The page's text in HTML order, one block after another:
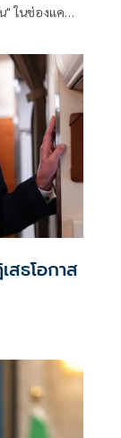
ในช่องแคบฮ
สธโอกาส